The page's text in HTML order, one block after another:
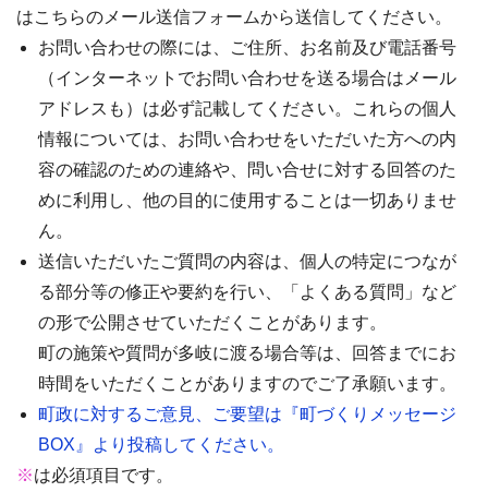
はこちらのメール送信フォームから送信してください。
お問い合わせの際には、ご住所、お名前及び電話番号
（インターネットでお問い合わせを送る場合はメール
アドレスも）は必ず記載してください。これらの個人
情報については、お問い合わせをいただいた方への内
容の確認のための連絡や、問い合せに対する回答のた
めに利用し、他の目的に使用することは一切ありませ
ん。
送信いただいたご質問の内容は、個人の特定につなが
る部分等の修正や要約を行い、「よくある質問」など
の形で公開させていただくことがあります。
町の施策や質問が多岐に渡る場合等は、回答までにお
時間をいただくことがありますのでご了承願います。
町政に対するご意見、ご要望は『町づくりメッセージ
BOX』より投稿してください。
※は必須項目です。